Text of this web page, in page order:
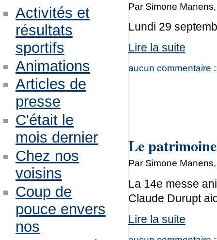
Par Simone
Lundi 29
Lire la suite
aucun commentaire
Le
Par Simone
La 14e messe
Claude Durupt
Lire la suite
Activités et
résultats
sportifs
Animations
Articles de
presse
C'était le
mois dernier
Chez nos
voisins
Coup de
pouce envers
nos